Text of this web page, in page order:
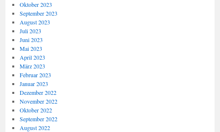
Oktober 2023
September 2023
August 2023
Juli 2023
Juni 2023
Mai 2023
April 2023
März 2023
Februar 2023
Januar 2023
Dezember 2022
November 2022
Oktober 2022
September 2022
August 2022